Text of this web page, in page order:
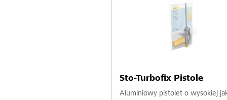
Sto-Turbofix Pistole
Aluminiowy pistolet o wysokiej